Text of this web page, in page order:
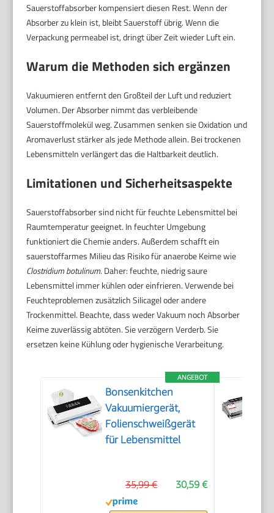
Sauerstoffabsorber kompensiert diesen Rest. Wenn der
Absorber zu klein ist, bleibt Sauerstoff übrig. Wenn die
Verpackung permeabel ist, dringt über Zeit wieder Luft ein.
Warum die Methoden sich ergänzen
Vakuumieren entfernt den Großteil der Luft und reduziert
Volumen. Der Absorber nimmt das verbleibende
Sauerstoffmolekül weg. Zusammen senken sie Oxidation und
Aromaverlust stärker als jede Methode allein. Bei trockenen
Lebensmitteln verlängert das die Haltbarkeit deutlich.
Limitationen und Sicherheitsaspekte
Sauerstoffabsorber sind nicht für feuchte Lebensmittel bei
Raumtemperatur geeignet. In feuchter Umgebung
funktioniert die Chemie anders. Außerdem schafft ein
sauerstoffarmes Milieu das Risiko für anaerobe Keime wie
Clostridium botulinum. Daher: feuchte, niedrig saure
Lebensmittel immer kühlen oder einfrieren. Verwende bei
Feuchteproblemen zusätzlich Silicagel oder andere
Trockenmittel. Beachte, dass weder Vakuum noch Absorber
Keime zuverlässig abtöten. Sie verzögern Verderb. Sie
ersetzen keine Kühlung oder hygienische Verarbeitung.
ANGEBOT
Bonsenkitchen
Vakuumiergerät,
Folienschweißgerät
für Lebensmittel
30,59 €
35,99 €